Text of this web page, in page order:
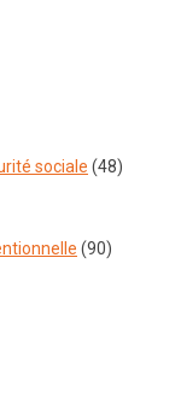
sociale (48)
(90)